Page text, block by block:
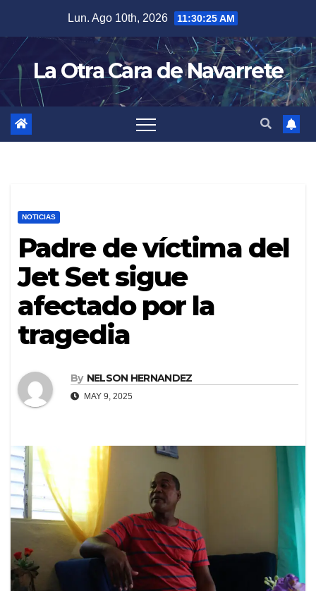
content
Lun. Ago 10th, 2026 11:30:26 AM
La Otra Cara de Navarrete
NOTICIAS
Padre de víctima del
Jet Set sigue
afectado por la
tragedia
By NELSON HERNANDEZ
MAY 9, 2025